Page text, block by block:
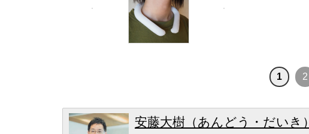
1 2
安藤大樹（あんどう・だいき）